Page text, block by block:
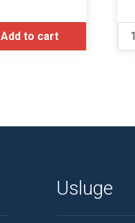
Add to cart
Usluge